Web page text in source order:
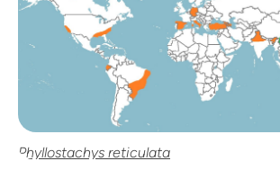
Phyllostachys reticulata